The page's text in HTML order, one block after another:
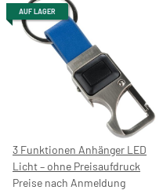
AUF LAGER
3 Funktionen Anhänger LED
Licht – ohne Preisaufdruck
Preise nach Anmeldung